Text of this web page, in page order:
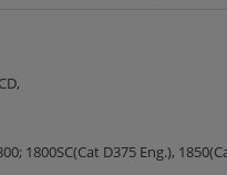
1800SC(Cat D375 Eng.),